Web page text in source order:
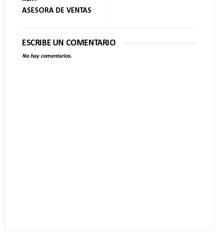
ASESORA DE VENTAS
ESCRIBE UN COMENTARIO
No hay comentarios.